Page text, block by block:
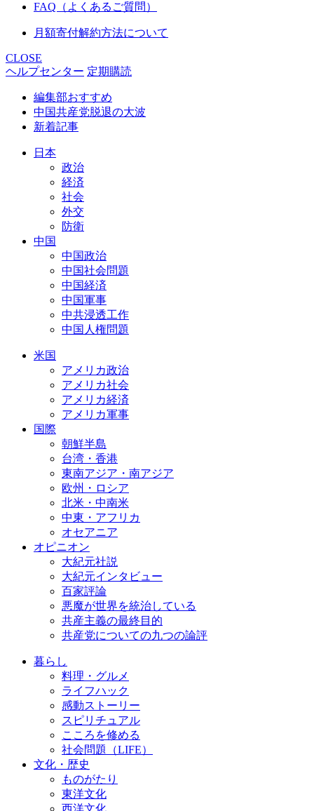
FAQ（よくあるご質問）
月額寄付解約方法について
CLOSE
ヘルプセンター 定期購読
編集部おすすめ
中国共産党脱退の大波
新着記事
日本
政治
経済
社会
外交
防衛
中国
中国政治
中国社会問題
中国経済
中国軍事
中共浸透工作
中国人権問題
米国
アメリカ政治
アメリカ社会
アメリカ経済
アメリカ軍事
国際
朝鮮半島
台湾・香港
東南アジア・南アジア
欧州・ロシア
北米・中南米
中東・アフリカ
オセアニア
オピニオン
大紀元社説
大紀元インタビュー
百家評論
悪魔が世界を統治している
共産主義の最終目的
共産党についての九つの論評
暮らし
料理・グルメ
ライフハック
感動ストーリー
スピリチュアル
こころを修める
社会問題（LIFE）
文化・歴史
ものがたり
東洋文化
西洋文化